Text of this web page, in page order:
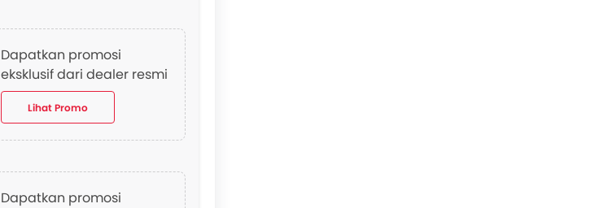
Dapatkan promosi
eksklusif dari dealer resmi
Lihat Promo
Dapatkan promosi